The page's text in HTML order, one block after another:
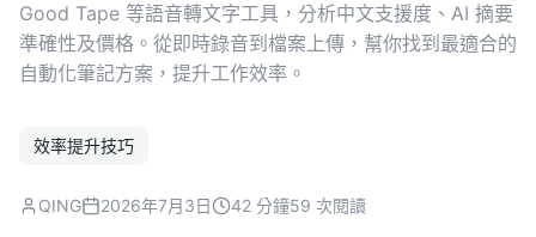
Good Tape 等語音轉文字工具，分析中文支援度、AI 摘要
準確性及價格。從即時錄音到檔案上傳，幫你找到最適合的
自動化筆記方案，提升工作效率。
效率提升技巧
QING 2026年7月3日 42 分鐘59 次閱讀